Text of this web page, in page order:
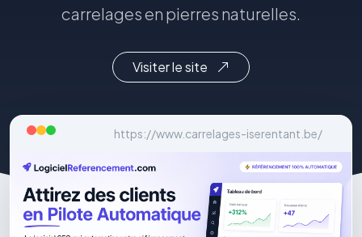
carrelages en pierres naturelles.
Visiter le site
https://www.carrelages-iserentant.be/